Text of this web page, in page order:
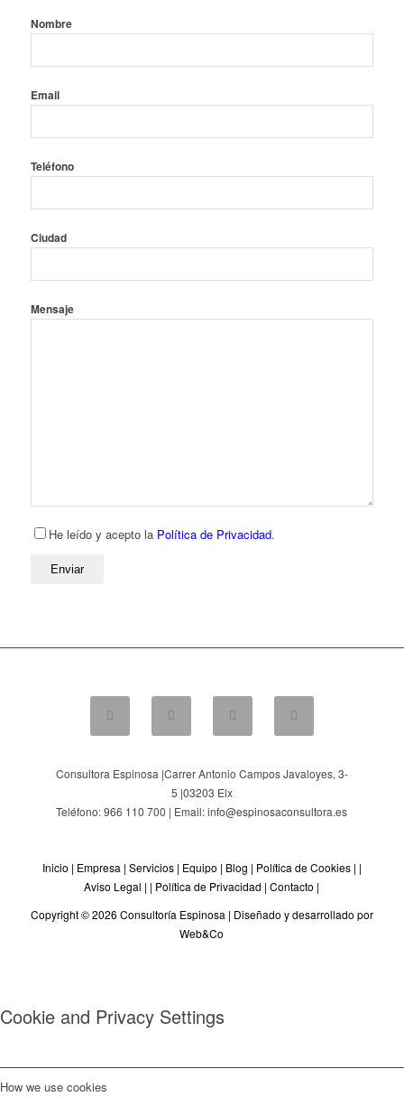
Nombre
Email
Teléfono
Ciudad
Mensaje
He leído y acepto la Política de Privacidad.
Consultora Espinosa |Carrer Antonio Campos Javaloyes, 3-
5 |03203 Elx
Teléfono: 966 110 700 | Email: info@espinosaconsultora.es
Inicio | Empresa | Servicios| Equipo | Blog | Política de Cookies| |
Aviso Legal | | Política de Privacidad |Contacto |
Copyright © 2026 Consultoría Espinosa | Diseñado y desarrollado por
Web&Co
Cookie and Privacy Settings
How we use cookies